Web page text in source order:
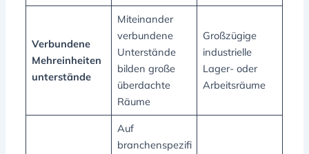
Verbundene
Mehreinheiten
unterstände
Miteinander
verbundene
Unterstände
bilden große
überdachte
Räume
Großzügige
industrielle
Lager- oder
Arbeitsräume
Auf
branchenspezifi